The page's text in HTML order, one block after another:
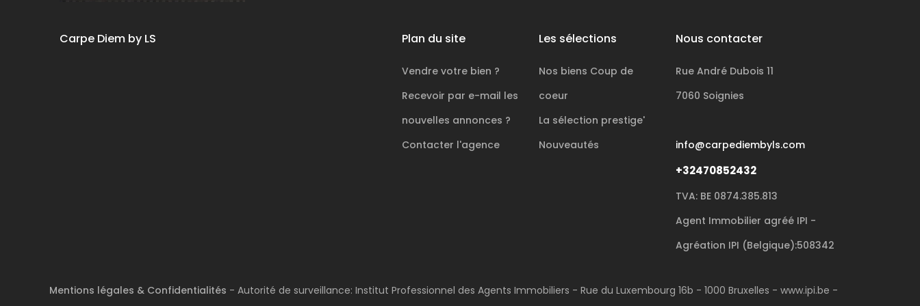
Carpe Diem by LS Plan du site
Vendre votre bien ?
Recevoir par e-mail les
nouvelles annonces ?
Contacter l'agence
Les sélections
Nos biens Coup de
coeur
La sélection prestige'
Nouveautés
Nous contacter
Rue André Dubois 11
7060 Soignies
info@carpediembyls.com
+32470852432
TVA: BE 0874.385.813
Agent Immobilier agréé IPI -
Agréation IPI (Belgique):508342
Mentions légales & Confidentialités - Autorité de surveillance: Institut Professionnel des Agents Immobiliers - Rue du Luxembourg 16b - 1000 Bruxelles - www.ipi.be -